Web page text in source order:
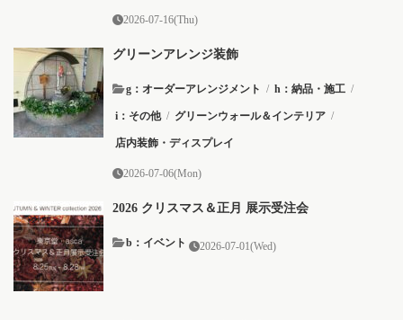
2026-07-16(Thu)
グリーンアレンジ装飾
g：オーダーアレンジメント / h：納品・施工 /
i：その他 / グリーンウォール＆インテリア /
店内装飾・ディスプレイ
2026-07-06(Mon)
2026 クリスマス＆正月 展示受注会
b：イベント 2026-07-01(Wed)